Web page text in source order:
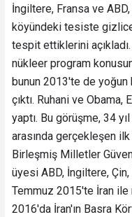
İngiltere, Fransa ve
köyündeki tesiste
tespit ettiklerini
nükleer program
bunun 2013'te de
çıktı. Ruhani ve
yaptı. Bu görüşme, 34
arasında gerçekleşen
Birleşmiş Milletler
üyesi ABD, İngiltere,
Temmuz 2015'te İran ile
2016'da İran'ın Basra